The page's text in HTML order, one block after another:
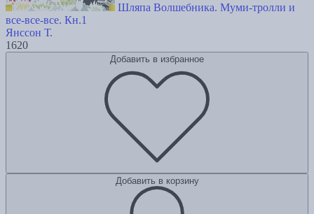
Шляпа Волшебника. Муми-тролли и
все-все-все. Кн.1
Янссон Т.
1620
Добавить в избранное
Добавить в корзину